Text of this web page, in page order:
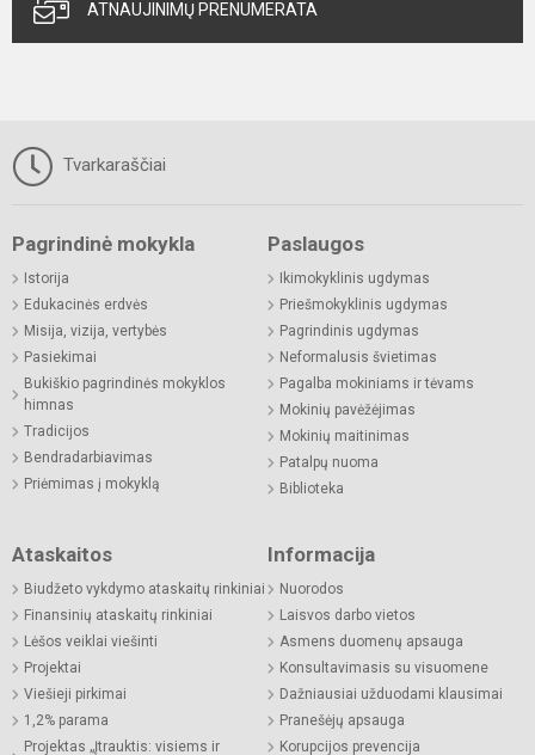
ATNAUJINIMŲ PRENUMERATA
Tvarkaraščiai
Pagrindinė mokykla
Istorija
Edukacinės erdvės
Misija, vizija, vertybės
Pasiekimai
Bukiškio pagrindinės mokyklos
himnas
Tradicijos
Bendradarbiavimas
Priėmimas į mokyklą
Paslaugos
Ikimokyklinis ugdymas
Priešmokyklinis ugdymas
Pagrindinis ugdymas
Neformalusis švietimas
Pagalba mokiniams ir tėvams
Mokinių pavėžėjimas
Mokinių maitinimas
Patalpų nuoma
Biblioteka
Ataskaitos
Biudžeto vykdymo ataskaitų rinkiniai
Finansinių ataskaitų rinkiniai
Lėšos veiklai viešinti
Projektai
Viešieji pirkimai
1,2% parama
Projektas „Įtrauktis: visiems ir
Informacija
Nuorodos
Laisvos darbo vietos
Asmens duomenų apsauga
Konsultavimasis su visuomene
Dažniausiai užduodami klausimai
Pranešėjų apsauga
Korupcijos prevencija